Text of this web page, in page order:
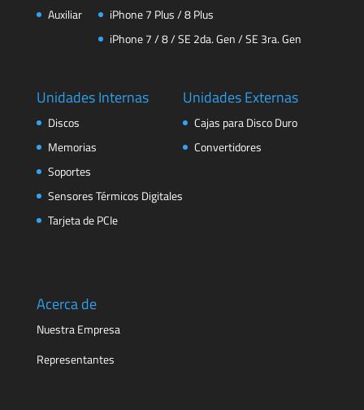
Auxiliar
iPhone 7 Plus / 8 Plus
iPhone 7 / 8 / SE 2da. Gen / SE 3ra. Gen
Unidades Internas
Discos
Memorias
Soportes
Sensores Térmicos Digitales
Tarjeta de PCIe
Unidades Externas
Cajas para Disco Duro
Convertidores
Acerca de
Nuestra Empresa
Representantes